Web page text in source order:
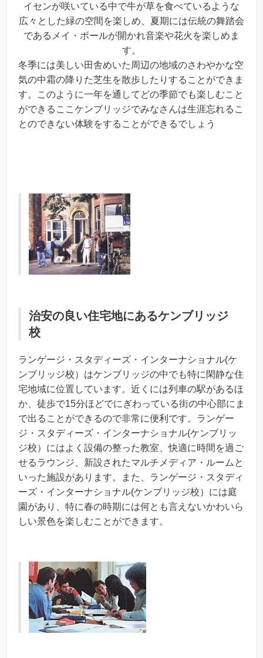
イセンが咲いている中で牛が草を食べているような
広々とした緑の空間を楽しめ、夏期には伝統の舞踏会
であるメイ・ボールが開かれ音楽や花火を楽しめま
す。
冬季には美しい田舎めいた周辺の地域のさわやかな空
気の中霜の降りた芝生を散歩したりすることができま
す。このように一年を通してどの季節でも楽しむこと
ができるここケンブリッジでみなさんは生涯忘れるこ
とのできない体験をすることができるでしょう
治安の良い住宅地にあるケンブリッジ
校
ランゲージ・スタディーズ・インターナショナル(ケ
ンブリッジ校）はケンブリッジの中でも特に閑静な住
宅地域に位置しています。近くには列車の駅があるほ
か、徒歩で15分ほどでにぎわっている街の中心部にま
で出ることができるので非常に便利です。ランゲー
ジ・スタディーズ・インターナショナル(ケンブリッ
ジ校）にはよく設備の整った教室、快適に時間を過ご
せるラウンジ、新設されたマルチメディア・ルームと
いった施設があります。また、ランゲージ・スタディ
ーズ・インターナショナル(ケンブリッジ校）には庭
園があり、特に春の時期には何とも言えないかわいら
しい景色を楽しむことができます。